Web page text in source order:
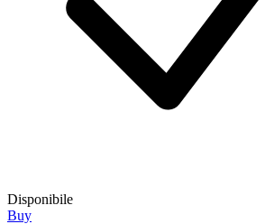
Disponibile
Buy